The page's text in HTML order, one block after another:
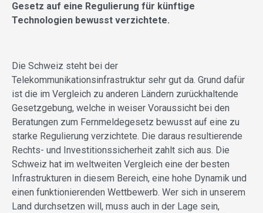
Gesetz auf eine Regulierung für künftige
Technologien bewusst verzichtete.
Die Schweiz steht bei der
Telekommunikationsinfrastruktur sehr gut da. Grund dafür
ist die im Vergleich zu anderen Ländern zurückhaltende
Gesetzgebung, welche in weiser Voraussicht bei den
Beratungen zum Fernmeldegesetz bewusst auf eine zu
starke Regulierung verzichtete. Die daraus resultierende
Rechts- und Investitionssicherheit zahlt sich aus. Die
Schweiz hat im weltweiten Vergleich eine der besten
Infrastrukturen in diesem Bereich, eine hohe Dynamik und
einen funktionierenden Wettbewerb. Wer sich in unserem
Land durchsetzen will, muss auch in der Lage sein,